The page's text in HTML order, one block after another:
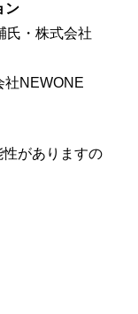
ン
氏・株式会社
NEWONE
がありますの